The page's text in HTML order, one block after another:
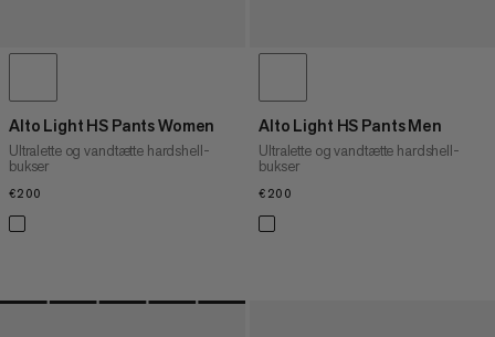
Alto Light HS Pants Women
Ultralette og vandtætte hardshell-
bukser
€200
Alto Light HS Pants Men
Ultralette og vandtætte hardshell-
bukser
€200